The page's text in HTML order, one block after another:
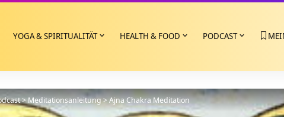
YOGA & SPIRITUALITÄT HEALTH & FOOD PODCAST
>Meditationsanleitung>Ajna Chakra Meditation